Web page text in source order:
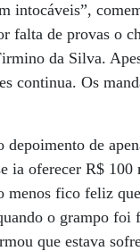
intocáveis”,
falta de provas o
da Silva.
continua. Os
depoimento de
ia oferecer R$ 100
menos fico feliz
o grampo foi
que estava